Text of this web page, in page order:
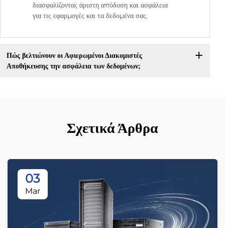
διασφαλίζοντας άριστη απόδοση και ασφάλεια
για τις εφαρμογές και τα δεδομένα σας.
Πώς βελτιώνουν οι Αφιερωμένοι Διακομιστές
Αποθήκευσης την ασφάλεια των δεδομένων;
Σχετικά Άρθρα
03
Mar